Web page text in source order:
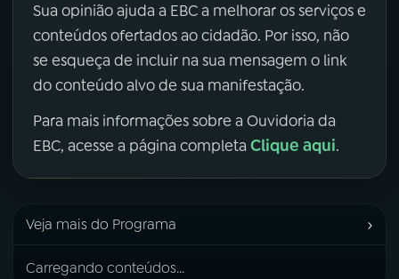
Sua opinião ajuda a EBC a melhorar os serviços e
conteúdos ofertados ao cidadão. Por isso, não
se esqueça de incluir na sua mensagem o link
do conteúdo alvo de sua manifestação.
Para mais informações sobre a Ouvidoria da
EBC, acesse a página completa Clique aqui.
Veja mais do Programa ›
Carregando conteúdos...